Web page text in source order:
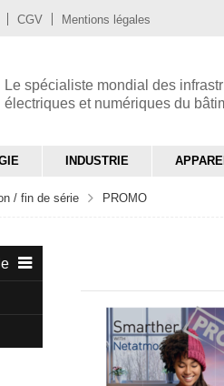
CGV Mentions légales
Le spécialiste mondial des
électriques et numériques du
INDUSTRIE
/ fin de série PROMO
série